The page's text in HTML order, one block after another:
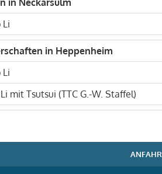
in Neckarsulm
Li
in Heppenheim
Li
mit Tsutsui (TTC G.-W. Staffel)